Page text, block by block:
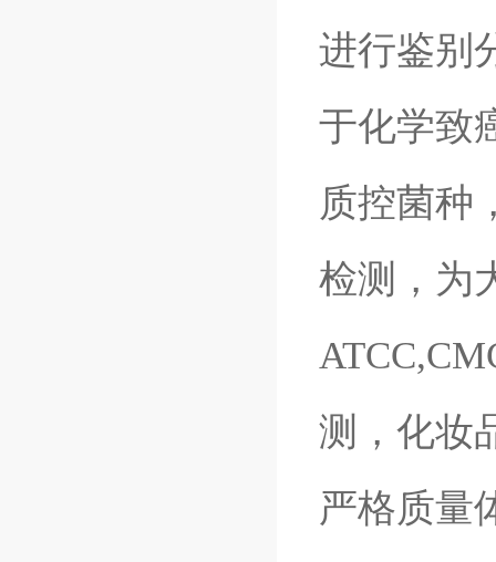
进行鉴别
于化学致
质控菌种
检测，为
测，化妆
严格质量